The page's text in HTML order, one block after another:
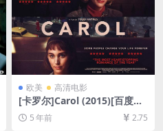
欧美 高清电影
[卡罗尔]Carol (2015)[百度网
盘+迅雷云盘资源1080P超清
未删减][MP4/7.5GB][中英字
5 年前 2.75